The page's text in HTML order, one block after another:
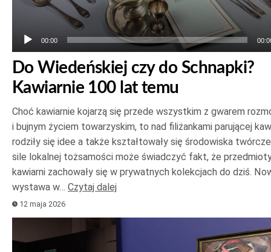
00:00
Do Wiedeńskiej czy do Schnapki?
Kawiarnie 100 lat temu
Choć kawiarnie kojarzą się przede wszystkim z gwarem
i bujnym życiem towarzyskim, to nad filiżankami parującej
rodziły się idee a także kształtowały się środowiska
sile lokalnej tożsamości może świadczyć fakt, że
kawiarni zachowały się w prywatnych kolekcjach do dziś.
wystawa w… Czytaj dalej
12 maja 2026
plików